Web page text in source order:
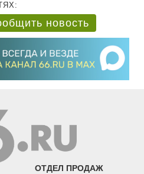
новость
ОТДЕЛ ПРОДАЖ